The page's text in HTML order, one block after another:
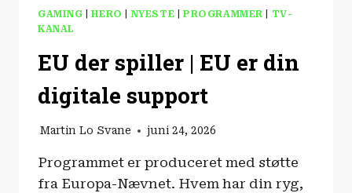
GAMING |HERO NYESTE PROGRAMMER
TV-
KANAL
EU der spiller | EU er din
digitale support
Martin Lo Svane juni 24, 2026
Programmet er produceret med støtte
fra Europa-Nævnet. Hvem har din ryg,